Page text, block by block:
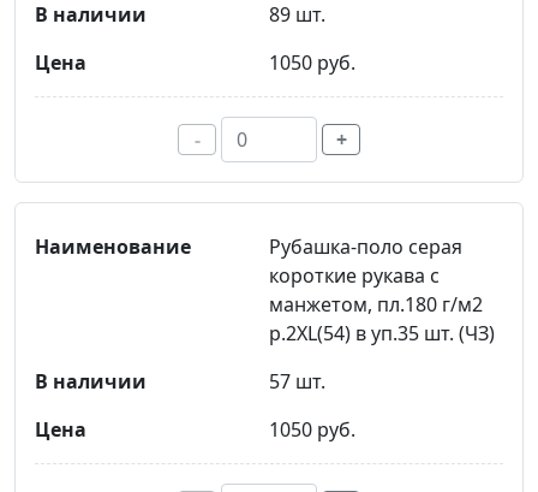
89 шт.
1050 руб.
- +
Рубашка-поло серая
короткие рукава с
манжетом, пл.180 г/м2
р.2XL(54) в уп.35 шт. (ЧЗ)
57 шт.
1050 руб.